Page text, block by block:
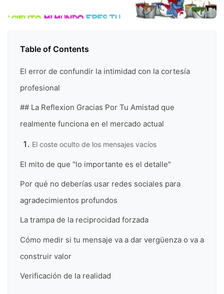
Table of Contents
El error de confundir la intimidad con la cortesía
profesional
## La Reflexion Gracias Por Tu Amistad que
realmente funciona en el mercado actual
El coste oculto de los mensajes vacíos
El mito de que "lo importante es el detalle"
Por qué no deberías usar redes sociales para
agradecimientos profundos
La trampa de la reciprocidad forzada
Cómo medir si tu mensaje va a dar vergüenza o va a
construir valor
Verificación de la realidad